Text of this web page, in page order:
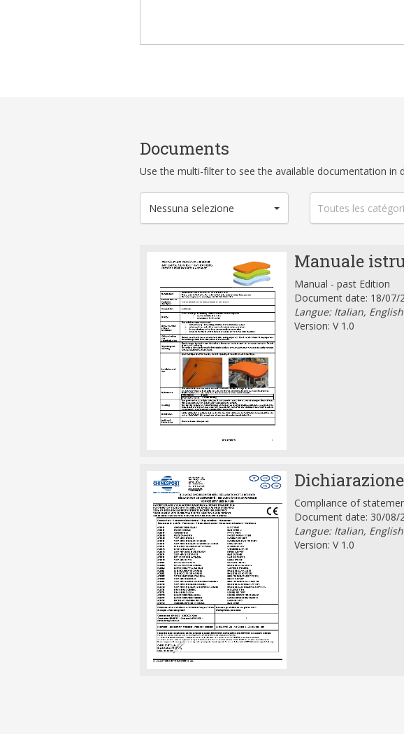
Documents
Use the multi-filter to see the available documentation
Nessuna selezione Toutes les
Manuale
Manual - past Edition
Document date: 18/07/
Langue: Italian, English
Version: V 1.0
Compliance of
Document date: 30/08/
Langue: Italian, English
Version: V 1.0